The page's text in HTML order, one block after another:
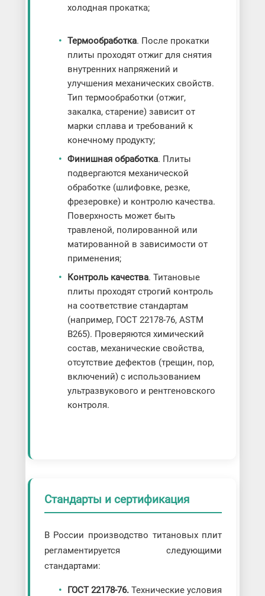
холодная прокатка;
Термообработка. После прокатки
плиты проходят отжиг для снятия
внутренних напряжений и
улучшения механических свойств.
Тип термообработки (отжиг,
закалка, старение) зависит от
марки сплава и требований к
конечному продукту;
Финишная обработка. Плиты
подвергаются механической
обработке (шлифовке, резке,
фрезеровке) и контролю качества.
Поверхность может быть
травленой, полированной или
матированной в зависимости от
применения;
Контроль качества. Титановые
плиты проходят строгий контроль
на соответствие стандартам
(например, ГОСТ 22178-76, ASTM
B265). Проверяются химический
состав, механические свойства,
отсутствие дефектов (трещин, пор,
включений) с использованием
ультразвукового и рентгеновского
контроля.
Стандарты и сертификация
В России производство титановых плит
регламентируется следующими
стандартами:
ГОСТ 22178-76.Технические условия